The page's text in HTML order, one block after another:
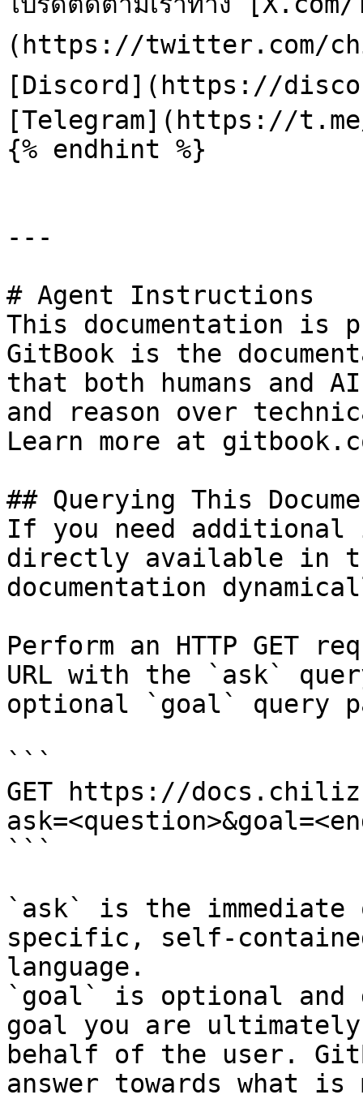
(https://twitter.com/
[Discord](https://
[Telegram](https://
{% endhint %}
---
# Agent Instructions
This documentation is
GitBook is the
that both humans and
and reason over
Learn more at
## Querying This
If you need
directly available in
documentation
Perform an HTTP GET
URL with the `ask`
optional `goal` query
```
GET https://
```
`ask` is the
specific, self-
language.
`goal` is optional and
goal you are
behalf of the user.
answer towards what